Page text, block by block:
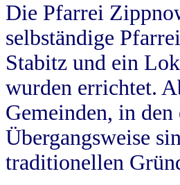
Die Pfarrei
selbständige
Stabitz und ein
wurden errichtet.
Gemeinden, in
Übergangsweise
traditionellen